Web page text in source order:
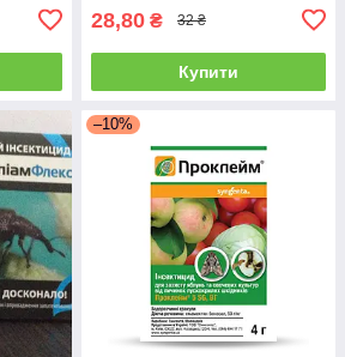
28,80 ₴ 32 ₴
Купити
–10%